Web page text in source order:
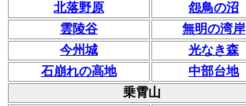
北落野原
怨鳥の沼
雲陵谷
無明の湾岸
今州城
光なき森
石崩れの高地
中部台地
乗霄山